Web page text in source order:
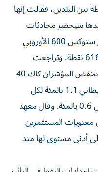
بين البلدين، فقالت إنها
سيحضر محادثات
السلام في إسلام اباد. وأغلق المؤشر ستوكس 600 الأوروبي
منخفضا ‌بنسبة 0.9 بالمئة إلى 616.03 نقطة. وتراجعت
الأسواق الإقليمية الرئيسية أيضا، فانخفض المؤشران ⁠كاك 40
الفرنسي وفاينانشال تايمز 100 البريطاني 1.1 بالمئة لكل
منهما. وهبط المؤشر داكس الألماني 0.6 بالمئة. وقال معهد
معنويات المستثمرين
أدنى مستوى لها منذ